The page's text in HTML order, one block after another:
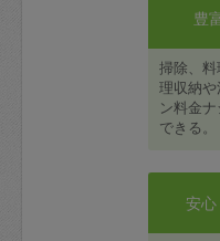
豊
掃除、
理収納や
ン料金
できる。
安